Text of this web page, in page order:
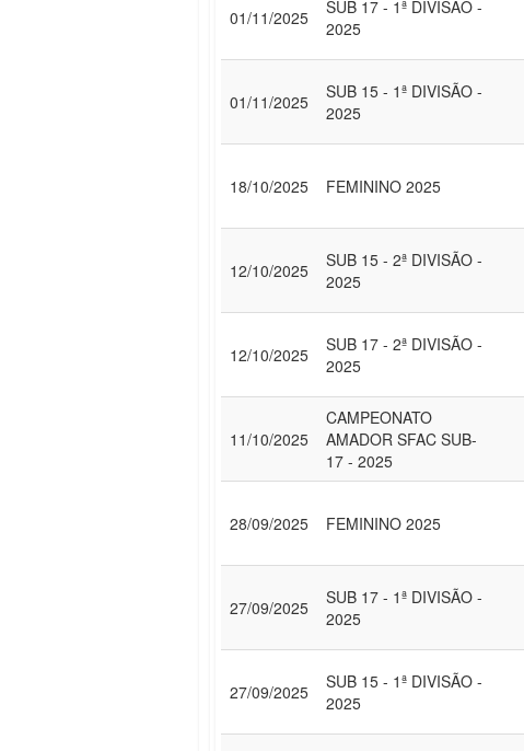
01/11/2025
SUB 17 - 1ª DIVISÃO -
2025
01/11/2025
SUB 15 - 1ª DIVISÃO -
2025
18/10/2025 FEMININO 2025
12/10/2025
SUB 15 - 2ª DIVISÃO -
2025
12/10/2025
SUB 17 - 2ª DIVISÃO -
2025
11/10/2025
CAMPEONATO
AMADOR SFAC SUB-
17 - 2025
28/09/2025 FEMININO 2025
27/09/2025
SUB 17 - 1ª DIVISÃO -
2025
27/09/2025
SUB 15 - 1ª DIVISÃO -
2025